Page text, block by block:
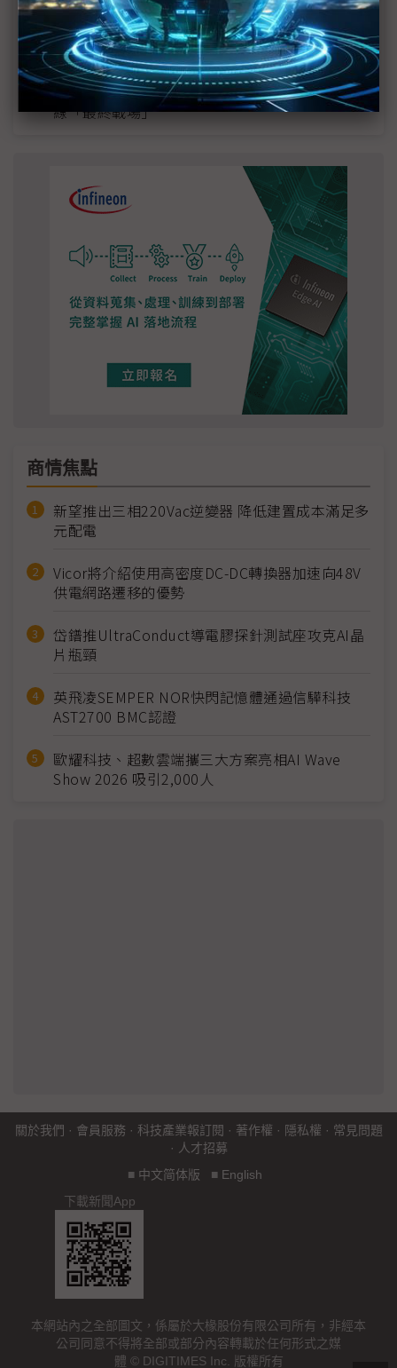
SpaceX晶片採購大轉向 Elon Musk捨超微全面
採用NVIDIA
光進銅退更明確？ 聯發科估SerDes 448G為銅
線「最終戰場」
商情焦點
新望推出三相220Vac逆變器 降低建置成本滿足多
元配電
Vicor將介紹使用高密度DC-DC轉換器加速向48V
供電網路遷移的優勢
岱鐠推UltraConduct導電膠探針測試座攻克AI晶
片瓶頸
英飛凌SEMPER NOR快閃記憶體通過信驊科技
AST2700 BMC認證
歐耀科技、超數雲端攜三大方案亮相AI Wave
Show 2026 吸引2,000人
關於我們 · 會員服務 · 科技產業報訂閱 · 著作權 · 隱私權 · 常見問題
· 人才招募
■ 中文简体版 ■ English
下載新聞App
本網站內之全部圖文，係屬於大椽股份有限公司所有，非經本
公司同意不得將全部或部分內容轉載於任何形式之媒
體 © DIGITIMES Inc. 版權所有